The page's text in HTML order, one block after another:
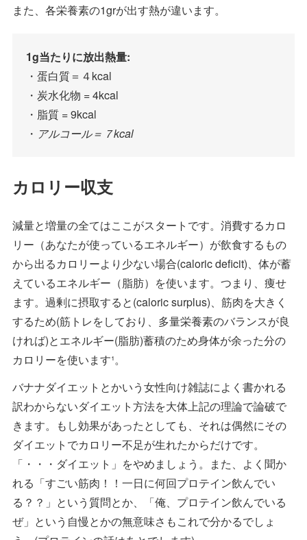
また、各栄養素の1grが出す熱が違います。
1g当たりに放出熱量:
・蛋白質＝４kcal
・炭水化物 = 4kcal
・脂質 = 9kcal
・ アルコール＝７kcal
カロリー収支
減量と増量の全てはここがスタートです。消費するカロ
リー（あなたが使っているエネルギー）が飲食するもの
から出るカロリーより少ない場合(caloric deficit)、体が蓄
えているエネルギー（脂肪）を使います。つまり、痩せ
ます。過剰に摂取すると(caloric surplus)、筋肉を大きく
するため(筋トレをしており、多量栄養素のバランスが良
ければ)とエネルギー(脂肪)蓄積のため身体が余った分の
カロリーを使います¹。
バナナダイエットとかいう女性向け雑誌によく書かれる
訳わからないダイエット方法を大体上記の理論で論破で
きます。もし効果があったとしても、それは偶然にその
ダイエットでカロリー不足が生れたからだけです。
「・・・ダイエット」をやめましょう。また、よく聞か
れる「すごい筋肉！！一日に何回プロテイン飲んでい
る？？」という質問とか、「俺、プロテイン飲んでいる
ぜ」という自慢とかの無意味さもこれで分かるでしょ